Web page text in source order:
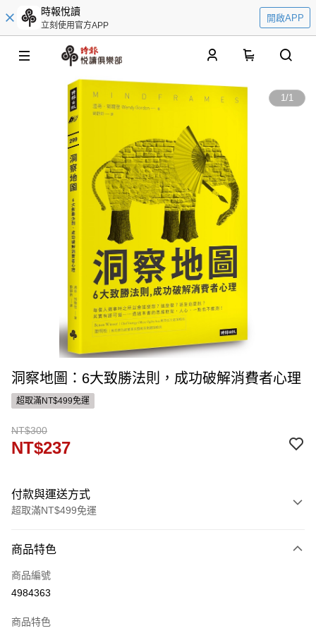
時報悅讀
立刻使用官方APP
開啟APP
1/1
洞察地圖：6大致勝法則，成功破解消費者心理
超取滿NT$499免運
NT$300
NT$237
付款與運送方式
超取滿NT$499免運
信用卡一次付款
ATM付款
運送方式
商品特色
商品編號
4984363
商品特色